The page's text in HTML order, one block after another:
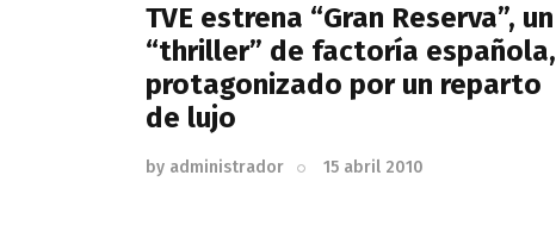
TVE estrena “Gran Reserva”, un
“thriller” de factoría española,
protagonizado por un reparto
de lujo
by administrador 15 abril 2010